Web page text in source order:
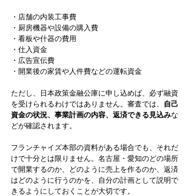
・店舗の内装工事費
・厨房機器や設備の購入費
・看板や什器の費用
・仕入資金
・広告宣伝費
・開業後の家賃や人件費などの運転資金
ただし、日本政策金融公庫に申し込めば、必ず融資
を受けられるわけではありません。審査では、 自己
資金の状況、事業計画の内容、返済できる見込みな
どが確認されます。
フランチャイズ本部の資料がある場合でも、それだ
けで十分とは限りません。名古屋・愛知のどの場所
で開業するのか、どのように売上を作るのか、返済
はどのように行うのかを、自分の計画として説明で
きるようにしておくことが大切です。